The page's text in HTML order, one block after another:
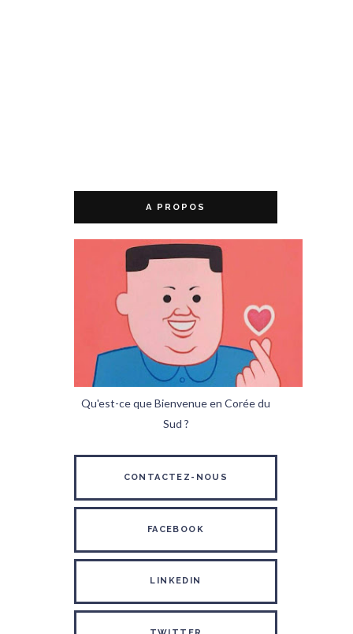
A PROPOS
Qu'est-ce que Bienvenue en Corée du
Sud ?
CONTACTEZ-NOUS
FACEBOOK
LINKEDIN